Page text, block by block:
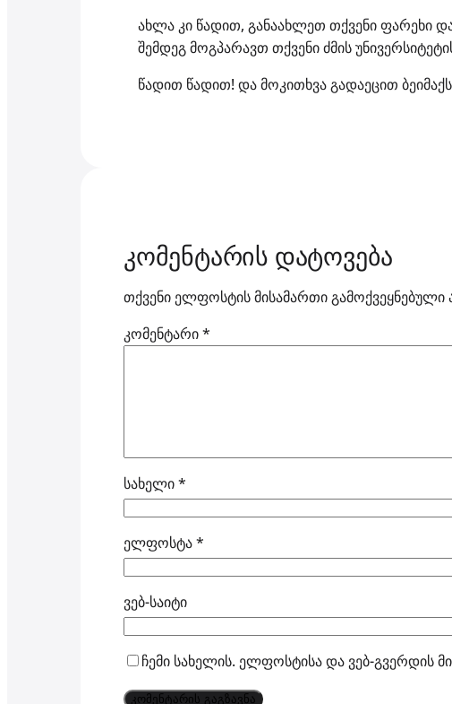
ახლა კი წადით, განაახლეთ თქვენი ფარეხი
შემდეგ მოგპარავთ თქვენი ძმის
წადით წადით! და მოკითხვა გადაეცით
კომენტარის დატოვება
თქვენი ელფოსტის მისამართი გამოქვეყნებული
კომენტარი*
სახელი*
ელფოსტა*
ვებ-საიტი
ჩემი სახელის. ელფოსტისა და ვებ-გვერდის